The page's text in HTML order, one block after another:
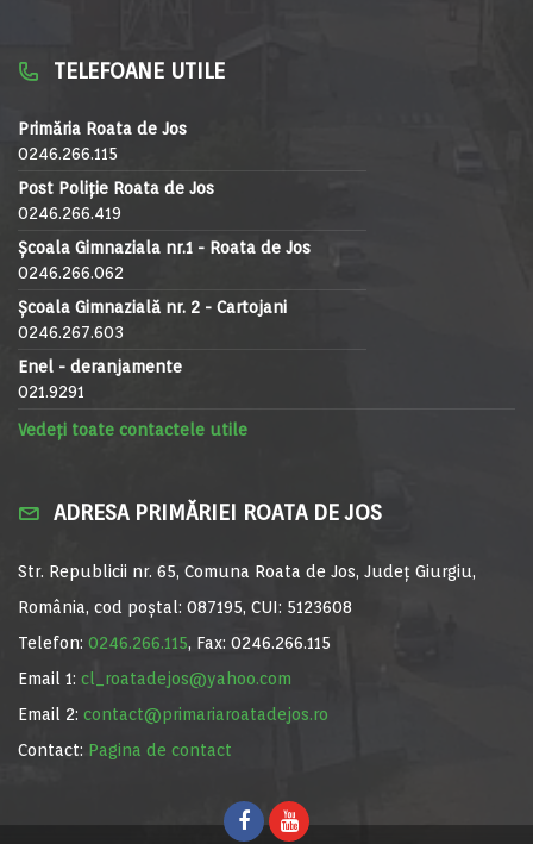
TELEFOANE UTILE
Primăria Roata de Jos
0246.266.115
Post Poliție Roata de Jos
0246.266.419
Școala Gimnaziala nr.1 - Roata de Jos
0246.266.062
Școala Gimnazială nr. 2 - Cartojani
0246.267.603
Enel - deranjamente
021.9291
Vedeți toate contactele utile
ADRESA PRIMĂRIEI ROATA DE JOS
Str. Republicii nr. 65, Comuna Roata de Jos, Județ Giurgiu,
România, cod poștal: 087195, CUI: 5123608
Telefon: 0246.266.115, Fax: 0246.266.115
Email 1: cl_roatadejos@yahoo.com
Email 2: contact@primariaroatadejos.ro
Contact: Pagina de contact